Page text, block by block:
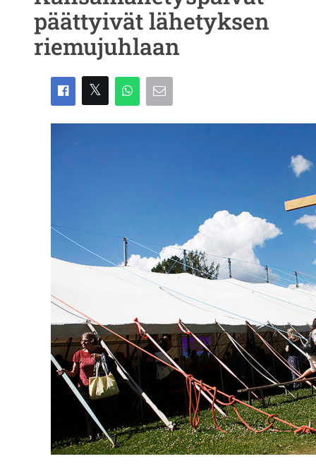
päättyivät lähetyksen
riemujuhlaan